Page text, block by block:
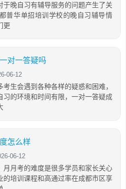
于晚自习有辅导服务的问题产生了关
普华单招培训学校的晚自习辅导情
更
对一答疑吗
06-12
生会遇到各种各样的疑惑和困难，
习的环境和时间有限，一对一答疑成
怎么样
06-12
月月考的难度是很多学员和家长关心
的培训课程和高通过率在成都市区享